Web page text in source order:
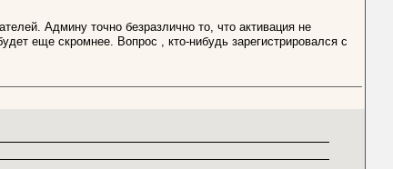
Админу точно безразлично то, что активация не
еще скромнее. Вопрос , кто-нибудь зарегистрировался с